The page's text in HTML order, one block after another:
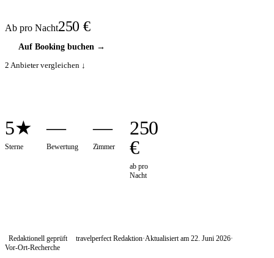
Ab pro Nacht250 €
Auf Booking buchen→
2 Anbieter vergleichen ↓
5★
Sterne
—
Bewertung
—
Zimmer
250
€
ab pro
Nacht
Redaktionell geprüft travelperfect Redaktion·Aktualisiert am 22. Juni 2026·
Vor-Ort-Recherche